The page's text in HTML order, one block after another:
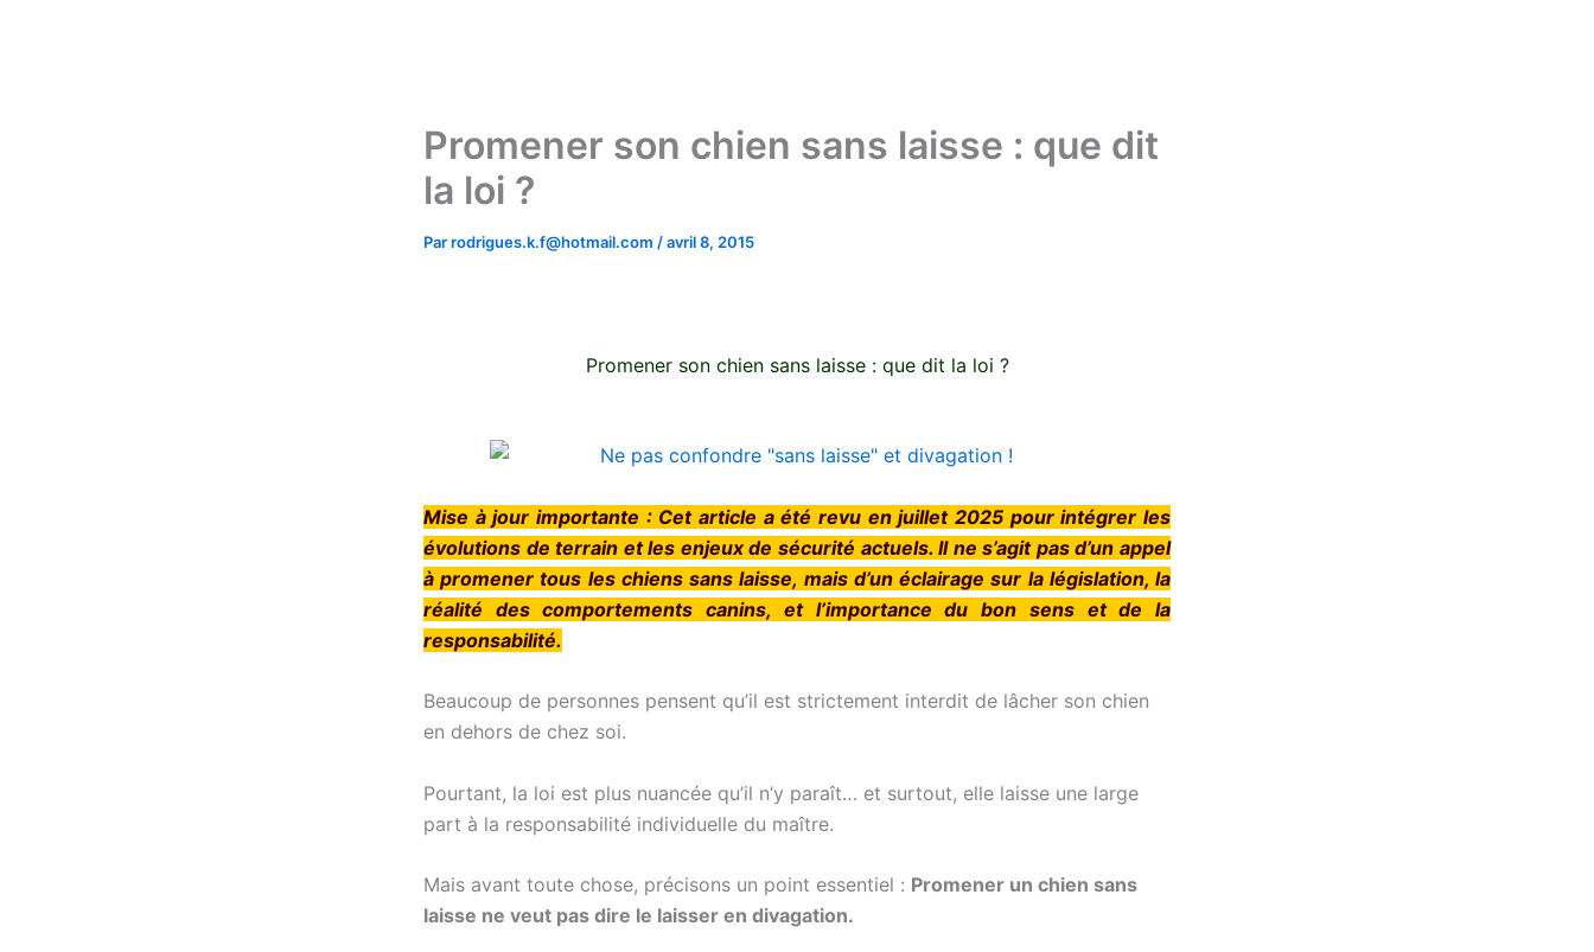
Promener son chien sans laisse : que dit
la loi ?
Parrodrigues.k.f@hotmail.com /avril 8, 2015
Promener son chien sans laisse : que dit la loi ?
Mise à jour importante : Cet article a été revu en juillet 2025 pour intégrer les
évolutions de terrain et les enjeux de sécurité actuels. Il ne s’agit pas d’un appel
à promener tous les chiens sans laisse, mais d’un éclairage sur la législation, la
réalité des comportements canins, et l’importance du bon sens et de la
responsabilité.
Beaucoup de personnes pensent qu’il est strictement interdit de lâcher son chien
en dehors de chez soi.
Pourtant, la loi est plus nuancée qu’il n’y paraît… et surtout, elle laisse une large
part à la responsabilité individuelle du maître.
Mais avant toute chose, précisons un point essentiel : Promener un chien sans
laisse ne veut pas dire le laisser en divagation.